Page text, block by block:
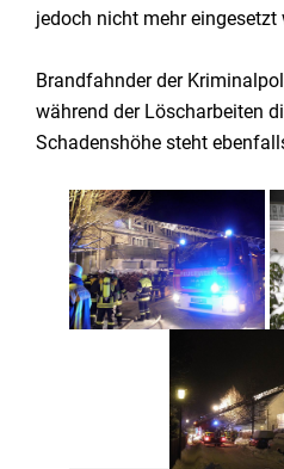
jedoch nicht mehr eingesetzt
Brandfahnder der
während der Löscharbeiten
Schadenshöhe steht